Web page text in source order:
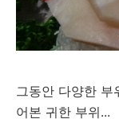
그동안 다양한 부
어본 귀한 부위...